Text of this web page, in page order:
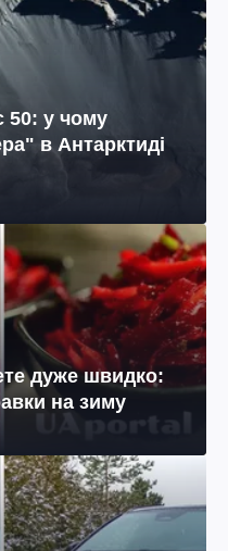
50: у чому
в Антарктиді
дуже швидко:
на зиму